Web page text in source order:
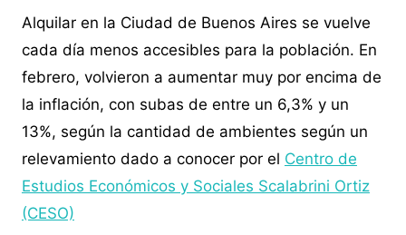
Alquilar en la Ciudad de Buenos Aires se vuelve
cada día menos accesibles para la población. En
febrero, volvieron a aumentar muy por encima de
la inflación, con subas de entre un 6,3% y un
13%, según la cantidad de ambientes según un
relevamiento dado a conocer por el Centro de
Estudios Económicos y Sociales Scalabrini Ortiz
(CESO)